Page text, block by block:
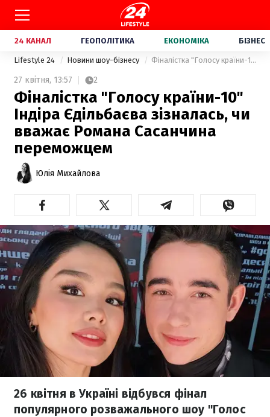
24 КАНАЛ ГЕОПОЛІТИКА ЕКОНОМІКА БІЗНЕС
Lifestyle 24 Новини шоу-бізнесу Фіналістка "Голосу країни-10" Індіра Єдільбаєва зізналась, чи вважає Романа Сасанчина переможцем
27 квітня, 13:57 2
Фіналістка "Голосу країни-10"
Індіра Єдільбаєва зізналась, чи
вважає Романа Сасанчина
переможцем
Юлія Михайлова
26 квітня в Україні відбувся фінал
популярного розважального шоу "Голос